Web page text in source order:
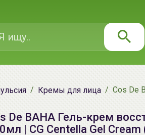
Кремы для лица Cos De
De BAHA Гель-крем
| CG Centella Gel Cream